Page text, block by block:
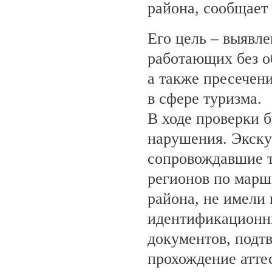
района,
Его цель –
работающих без
а также
в сфере туризма.
В ходе проверки
нарушения.
сопровождавшие
регионов по
района, не имели
документов,
прохождение